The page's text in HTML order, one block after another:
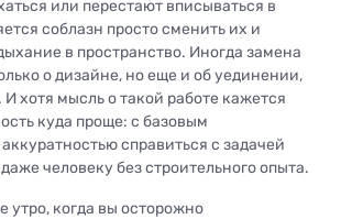
или перестают вписываться в
соблазн просто сменить их и
в пространство. Иногда замена
о дизайне, но еще и об уединении,
И хотя мысль о такой работе кажется
куда проще: с базовым
справиться с задачей
человеку без строительного опыта.
утро, когда вы осторожно